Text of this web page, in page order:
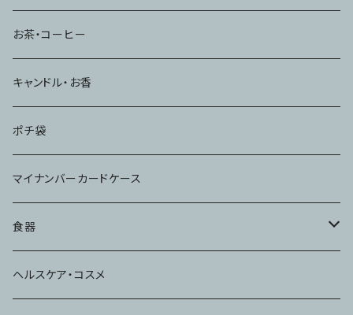
お茶・コーヒー
キャンドル・お香
ポチ袋
マイナンバーカードケース
食器
コップ
ヘルスケア・コスメ